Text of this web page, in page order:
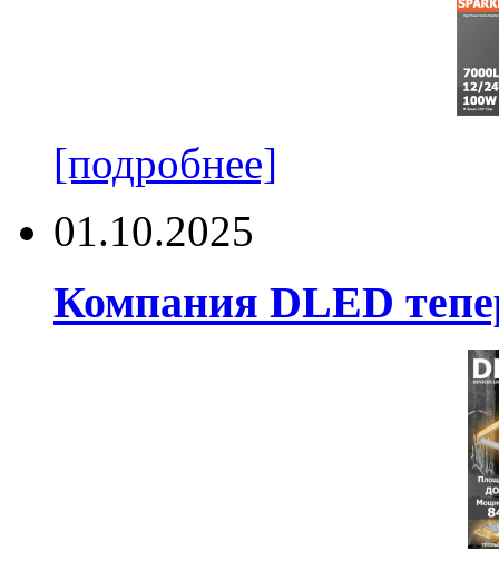
[подробнее]
01.10.2025
Компания DLED